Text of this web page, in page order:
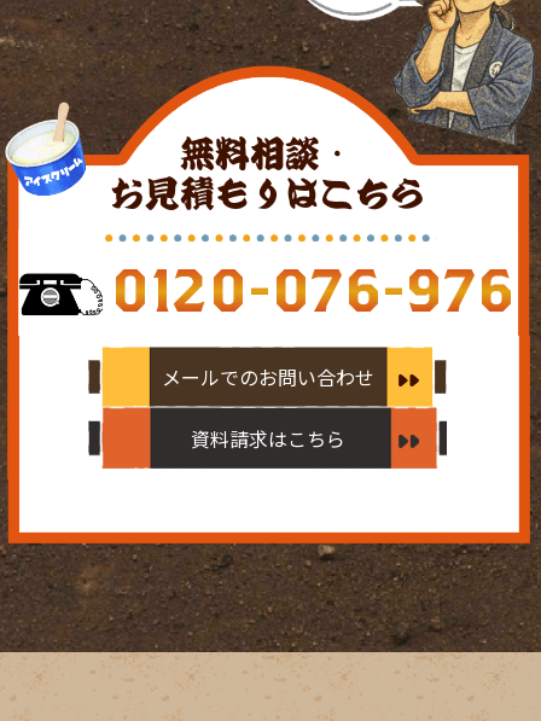
無料相談・
お見積もりはこちら
0120-076-976
メールでのお問い合わせ
資料請求はこちら